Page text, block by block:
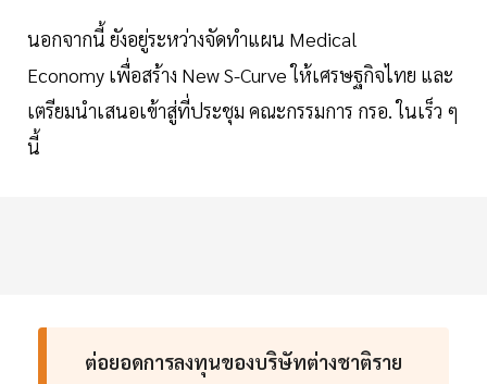
นอกจากนี้ ยังอยู่ระหว่างจัดทำแผน Medical
Economy เพื่อสร้าง New S-Curve ให้เศรษฐกิจไทย และ
เตรียมนำเสนอเข้าสู่ที่ประชุม คณะกรรมการ กรอ. ในเร็ว ๆ
นี้
ต่อยอดการลงทุนของบริษัทต่างชาติราย